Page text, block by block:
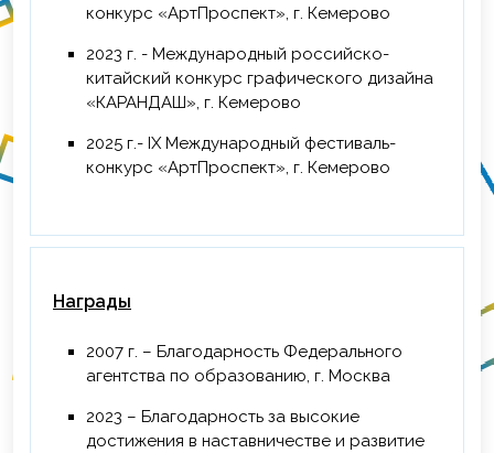
конкурс «АртПроспект», г. Кемерово
2023 г. - Международный российско-
китайский конкурс графического дизайна
«КАРАНДАШ», г. Кемерово
2025 г.- IX Международный фестиваль-
конкурс «АртПроспект», г. Кемерово
Награды
2007 г. – Благодарность Федерального
агентства по образованию, г. Москва
2023 – Благодарность за высокие
достижения в наставничестве и развитие